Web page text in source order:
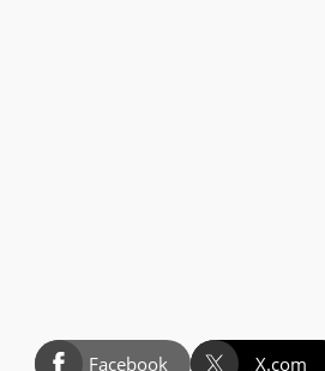
Facebook X.com